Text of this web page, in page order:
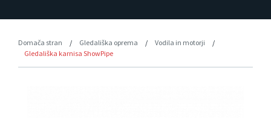
Domača stran / Gledališka oprema / Vodila in motorji
/
Gledališka karnisa ShowPipe